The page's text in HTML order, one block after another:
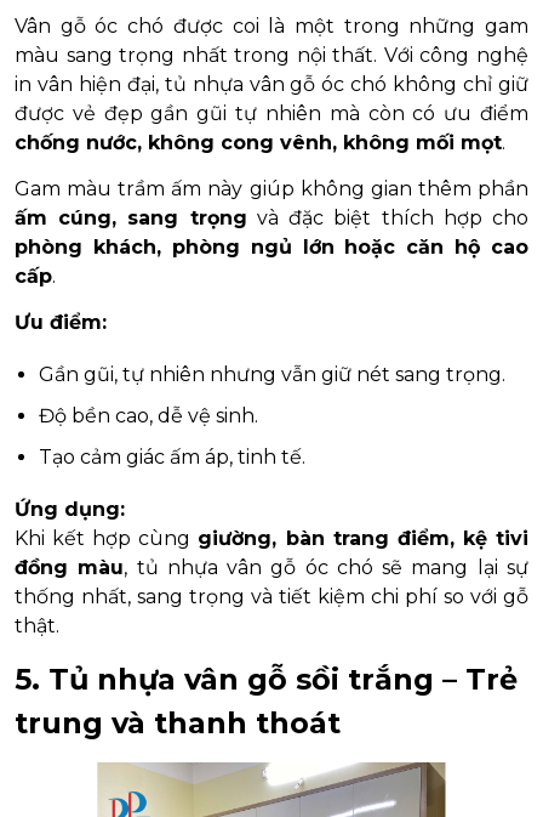
Vân gỗ óc chó được coi là một trong những gam
màu sang trọng nhất trong nội thất. Với công nghệ
in vân hiện đại, tủ nhựa vân gỗ óc chó không chỉ giữ
được vẻ đẹp gần gũi tự nhiên mà còn có ưu điểm
chống nước, không cong vênh, không mối mọt.
Gam màu trầm ấm này giúp không gian thêm phần
ấm cúng, sang trọng và đặc biệt thích hợp cho
phòng khách, phòng ngủ lớn hoặc căn hộ cao
cấp.
Ưu điểm:
Gần gũi, tự nhiên nhưng vẫn giữ nét sang trọng.
Độ bền cao, dễ vệ sinh.
Tạo cảm giác ấm áp, tinh tế.
Ứng dụng:
Khi kết hợp cùng giường, bàn trang điểm, kệ tivi
đồng màu, tủ nhựa vân gỗ óc chó sẽ mang lại sự
thống nhất, sang trọng và tiết kiệm chi phí so với gỗ
thật.
5. Tủ nhựa vân gỗ sồi trắng – Trẻ
trung và thanh thoát